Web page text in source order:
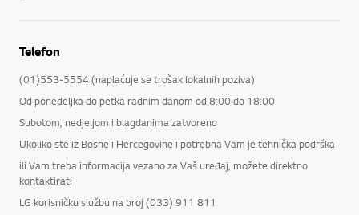
Telefon
(01)553-5554 (naplaćuje se trošak lokalnih poziva)
Od ponedeljka do petka radnim danom od 8:00 do 18:00
Subotom, nedjeljom i blagdanima zatvoreno
Ukoliko ste iz Bosne i Hercegovine i potrebna Vam je tehnička podrška
ili Vam treba informacija vezano za Vaš uređaj, možete direktno
kontaktirati
LG korisničku službu na broj (033) 911 811